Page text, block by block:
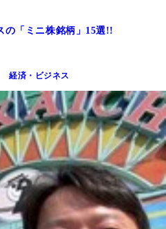
の「ミニ株銘柄」15選!!
経済・ビジネス